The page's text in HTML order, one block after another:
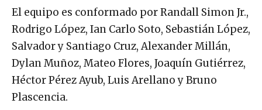
El equipo es conformado por Randall Simon Jr.,
Rodrigo López, Ian Carlo Soto, Sebastián López,
Salvador y Santiago Cruz, Alexander Millán,
Dylan Muñoz, Mateo Flores, Joaquín Gutiérrez,
Héctor Pérez Ayub, Luis Arellano y Bruno
Plascencia.